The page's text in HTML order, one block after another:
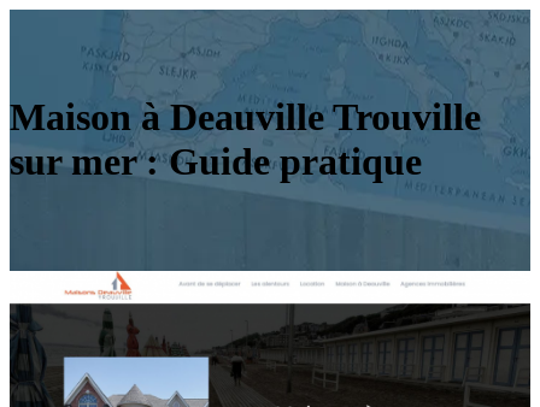
Maison à Deauville Trouville
sur mer : Guide pratique